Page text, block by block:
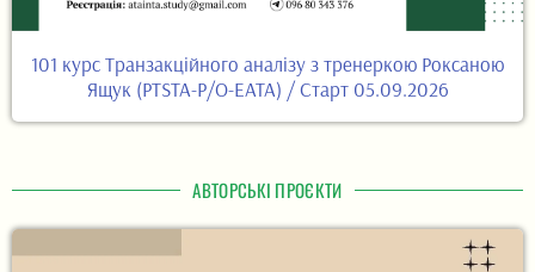
101 курс Транзакційного аналізу з тренеркою Роксаною
Ящук (PTSTA-P/O-EATA) / Старт 05.09.2026
АВТОРСЬКІ ПРОЄКТИ